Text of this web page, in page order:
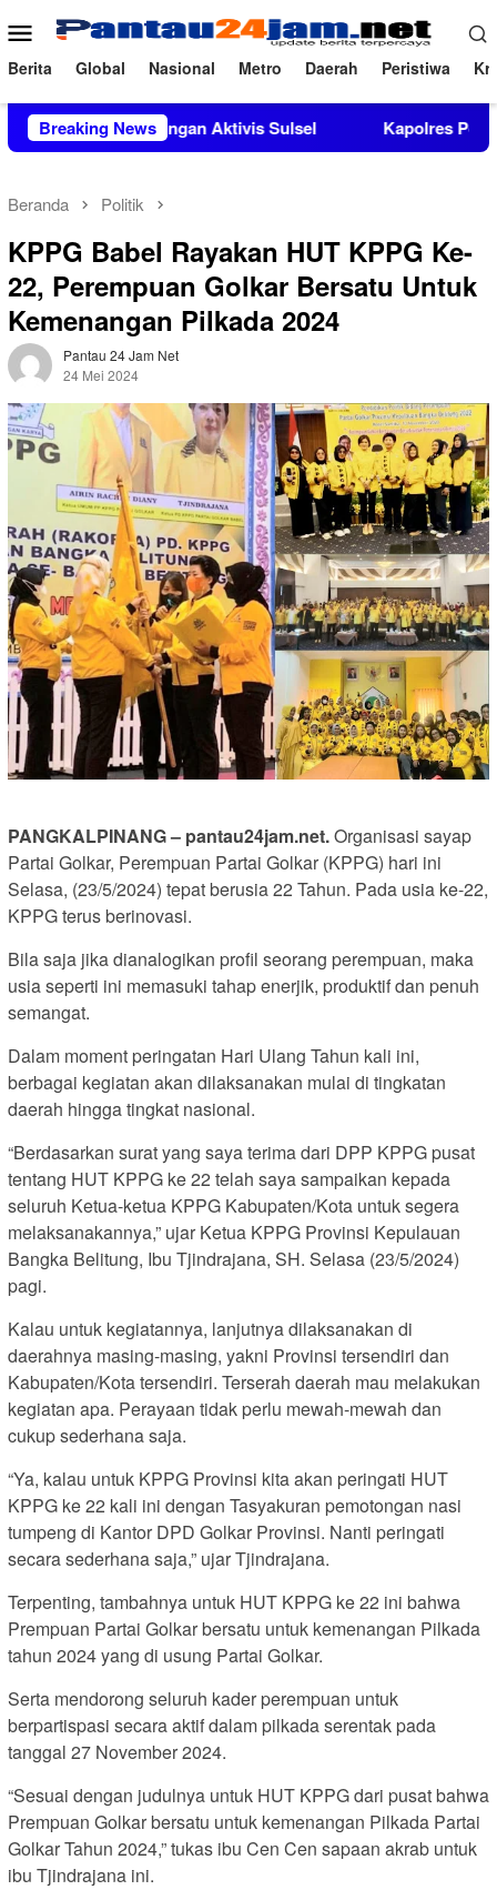
ke
konten
Menu
Mobile
Berita Global Nasional Metro Daerah Peristiwa
Breaking News
Aktivis Sulsel Kapolres Polewali Mandar Turut
Beranda Politik
KPPG Babel Rayakan HUT KPPG Ke-
22, Perempuan Golkar Bersatu Untuk
Kemenangan Pilkada 2024
Pantau 24 Jam Net
24 Mei 2024
PANGKALPINANG – pantau24jam.net.Organisasi sayap
Partai Golkar, Perempuan Partai Golkar (KPPG) hari ini
Selasa, (23/5/2024) tepat berusia 22 Tahun. Pada usia ke-22,
KPPG terus berinovasi.
Bila saja jika dianalogikan profil seorang perempuan, maka
usia seperti ini memasuki tahap enerjik, produktif dan penuh
semangat.
Dalam moment peringatan Hari Ulang Tahun kali ini,
berbagai kegiatan akan dilaksanakan mulai di tingkatan
daerah hingga tingkat nasional.
“Berdasarkan surat yang saya terima dari DPP KPPG pusat
tentang HUT KPPG ke 22 telah saya sampaikan kepada
seluruh Ketua-ketua KPPG Kabupaten/Kota untuk segera
melaksanakannya,” ujar Ketua KPPG Provinsi Kepulauan
Bangka Belitung, Ibu Tjindrajana, SH. Selasa (23/5/2024)
pagi.
Kalau untuk kegiatannya, lanjutnya dilaksanakan di
daerahnya masing-masing, yakni Provinsi tersendiri dan
Kabupaten/Kota tersendiri. Terserah daerah mau melakukan
kegiatan apa. Perayaan tidak perlu mewah-mewah dan
cukup sederhana saja.
“Ya, kalau untuk KPPG Provinsi kita akan peringati HUT
KPPG ke 22 kali ini dengan Tasyakuran pemotongan nasi
tumpeng di Kantor DPD Golkar Provinsi. Nanti peringati
secara sederhana saja,” ujar Tjindrajana.
Terpenting, tambahnya untuk HUT KPPG ke 22 ini bahwa
Prempuan Partai Golkar bersatu untuk kemenangan Pilkada
tahun 2024 yang di usung Partai Golkar.
Serta mendorong seluruh kader perempuan untuk
berpartispasi secara aktif dalam pilkada serentak pada
tanggal 27 November 2024.
“Sesuai dengan judulnya untuk HUT KPPG dari pusat bahwa
Prempuan Golkar bersatu untuk kemenangan Pilkada Partai
Golkar Tahun 2024,” tukas ibu Cen Cen sapaan akrab untuk
ibu Tjindrajana ini.